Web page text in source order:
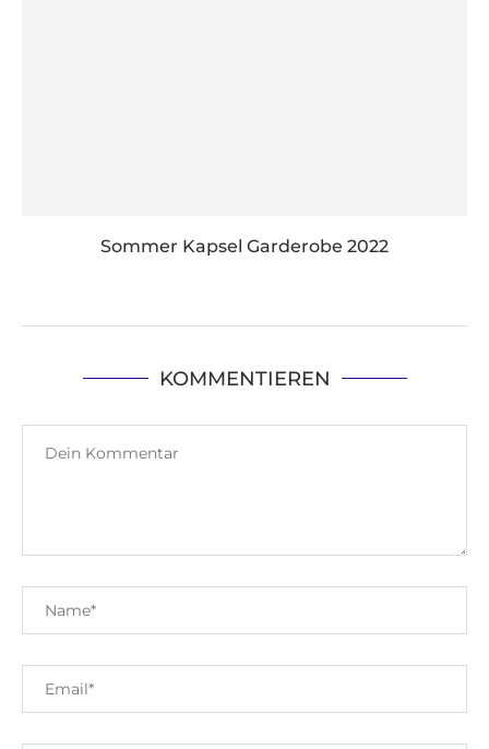
Sommer Kapsel Garderobe 2022
KOMMENTIEREN